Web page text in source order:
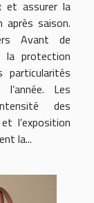
et assurer la
saison.
Avant de
la protection
particularités
Les
des
l’exposition
la...